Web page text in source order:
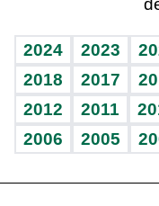
Vida y familia
Eñe
Celebrando la vida
Sin complejos
En pocas palabras
BRV
TBT Deportivo
Más firmas
Guía del dinero
Horóscopos
2024 2023
2018
2017
2012
2011
2006
2005